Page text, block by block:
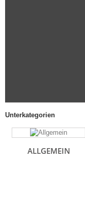
Unterkategorien
ALLGEMEIN